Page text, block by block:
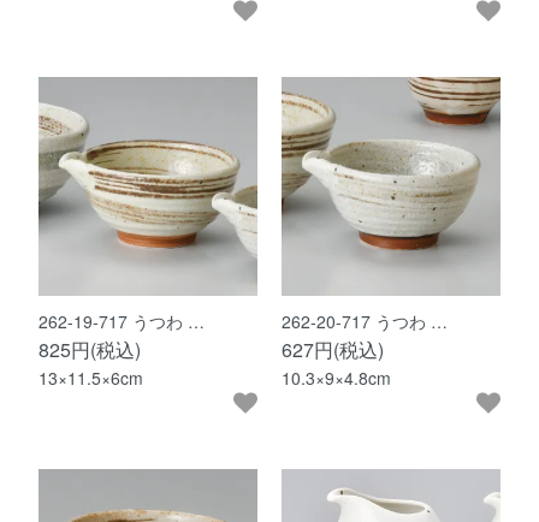
262-19-717 うつわ …
825円(税込)
13×11.5×6cm
262-20-717 うつわ …
627円(税込)
10.3×9×4.8cm